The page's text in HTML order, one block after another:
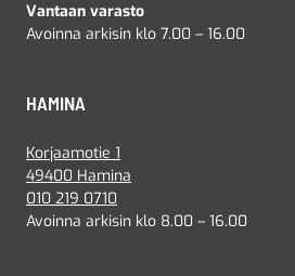
Vantaan varasto
Avoinna arkisin klo 7.00 – 16.00
HAMINA
Korjaamotie 1
49400 Hamina
010 219 0710
Avoinna arkisin klo 8.00 – 16.00